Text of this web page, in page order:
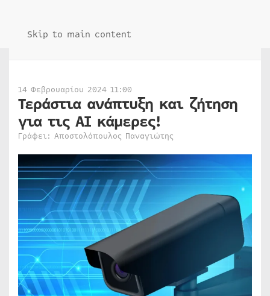
Skip to main content
14 Φεβρουαρίου 2024 11:00
Τεράστια ανάπτυξη και ζήτηση
για τις AI κάμερες!
Γράφει: Αποστολόπουλος Παναγιώτης